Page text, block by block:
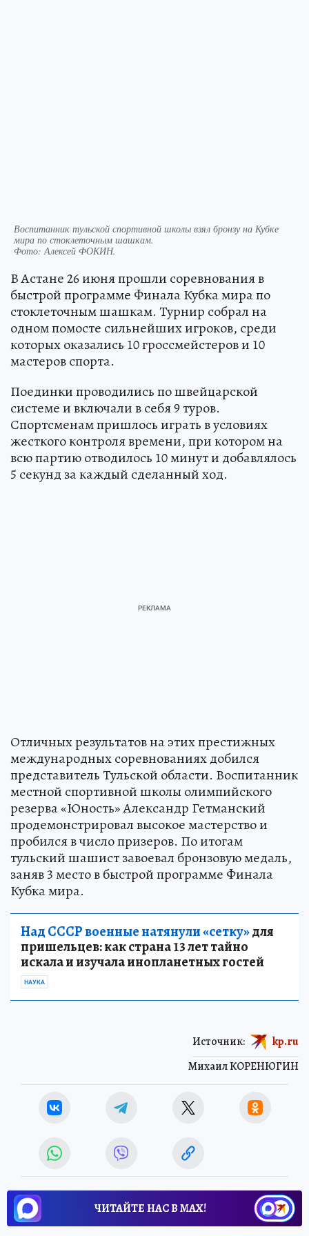
Воспитанник тульской спортивной школы взял бронзу на Кубке
мира по стоклеточным шашкам.
Фото:Алексей ФОКИН.
В Астане 26 июня прошли соревнования в
быстрой программе Финала Кубка мира по
стоклеточным шашкам. Турнир собрал на
одном помосте сильнейших игроков, среди
которых оказались 10 гроссмейстеров и 10
мастеров спорта.
Поединки проводились по швейцарской
системе и включали в себя 9 туров.
Спортсменам пришлось играть в условиях
жесткого контроля времени, при котором на
всю партию отводилось 10 минут и добавлялось
5 секунд за каждый сделанный ход.
Отличных результатов на этих престижных
международных соревнованиях добился
представитель Тульской области. Воспитанник
местной спортивной школы олимпийского
резерва «Юность» Александр Гетманский
продемонстрировал высокое мастерство и
пробился в число призеров. По итогам
тульский шашист завоевал бронзовую медаль,
заняв 3 место в быстрой программе Финала
Кубка мира.
Над СССР военные натянули «сетку»для
пришельцев: как страна 13 лет тайно
искала и изучала инопланетных гостей
НАУКА
Михаил КОРЕНЮГИН
Источник: kp.ru
ЧИТАЙТЕ НАС В МАХ!